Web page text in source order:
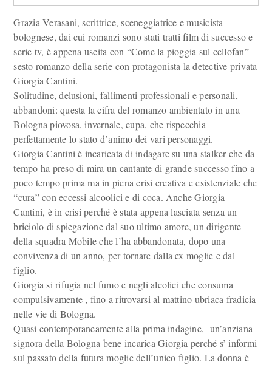
Grazia Verasani, scrittrice, sceneggiatrice e musicista
bolognese, dai cui romanzi sono stati tratti film di successo e
serie tv, è appena uscita con “Come la pioggia sul cellofan”
sesto romanzo della serie con protagonista la detective privata
Giorgia Cantini.
Solitudine, delusioni, fallimenti professionali e personali,
abbandoni: questa la cifra del romanzo ambientato in una
Bologna piovosa, invernale, cupa, che rispecchia
perfettamente lo stato d’animo dei vari personaggi.
Giorgia Cantini è incaricata di indagare su una stalker che da
tempo ha preso di mira un cantante di grande successo fino a
poco tempo prima ma in piena crisi creativa e esistenziale che
“cura” con eccessi alcoolici e di coca. Anche Giorgia
Cantini, è in crisi perché è stata appena lasciata senza un
briciolo di spiegazione dal suo ultimo amore, un dirigente
della squadra Mobile che l’ha abbandonata, dopo una
convivenza di un anno, per tornare dalla ex moglie e dal
figlio.
Giorgia si rifugia nel fumo e negli alcolici che consuma
compulsivamente , fino a ritrovarsi al mattino ubriaca fradicia
nelle vie di Bologna.
Quasi contemporaneamente alla prima indagine, un’anziana
signora della Bologna bene incarica Giorgia perché s’ informi
sul passato della futura moglie dell’unico figlio. La donna è